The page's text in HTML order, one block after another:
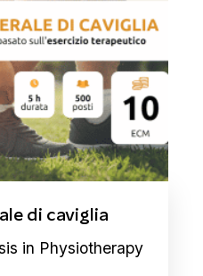
di caviglia
in Physiotherapy